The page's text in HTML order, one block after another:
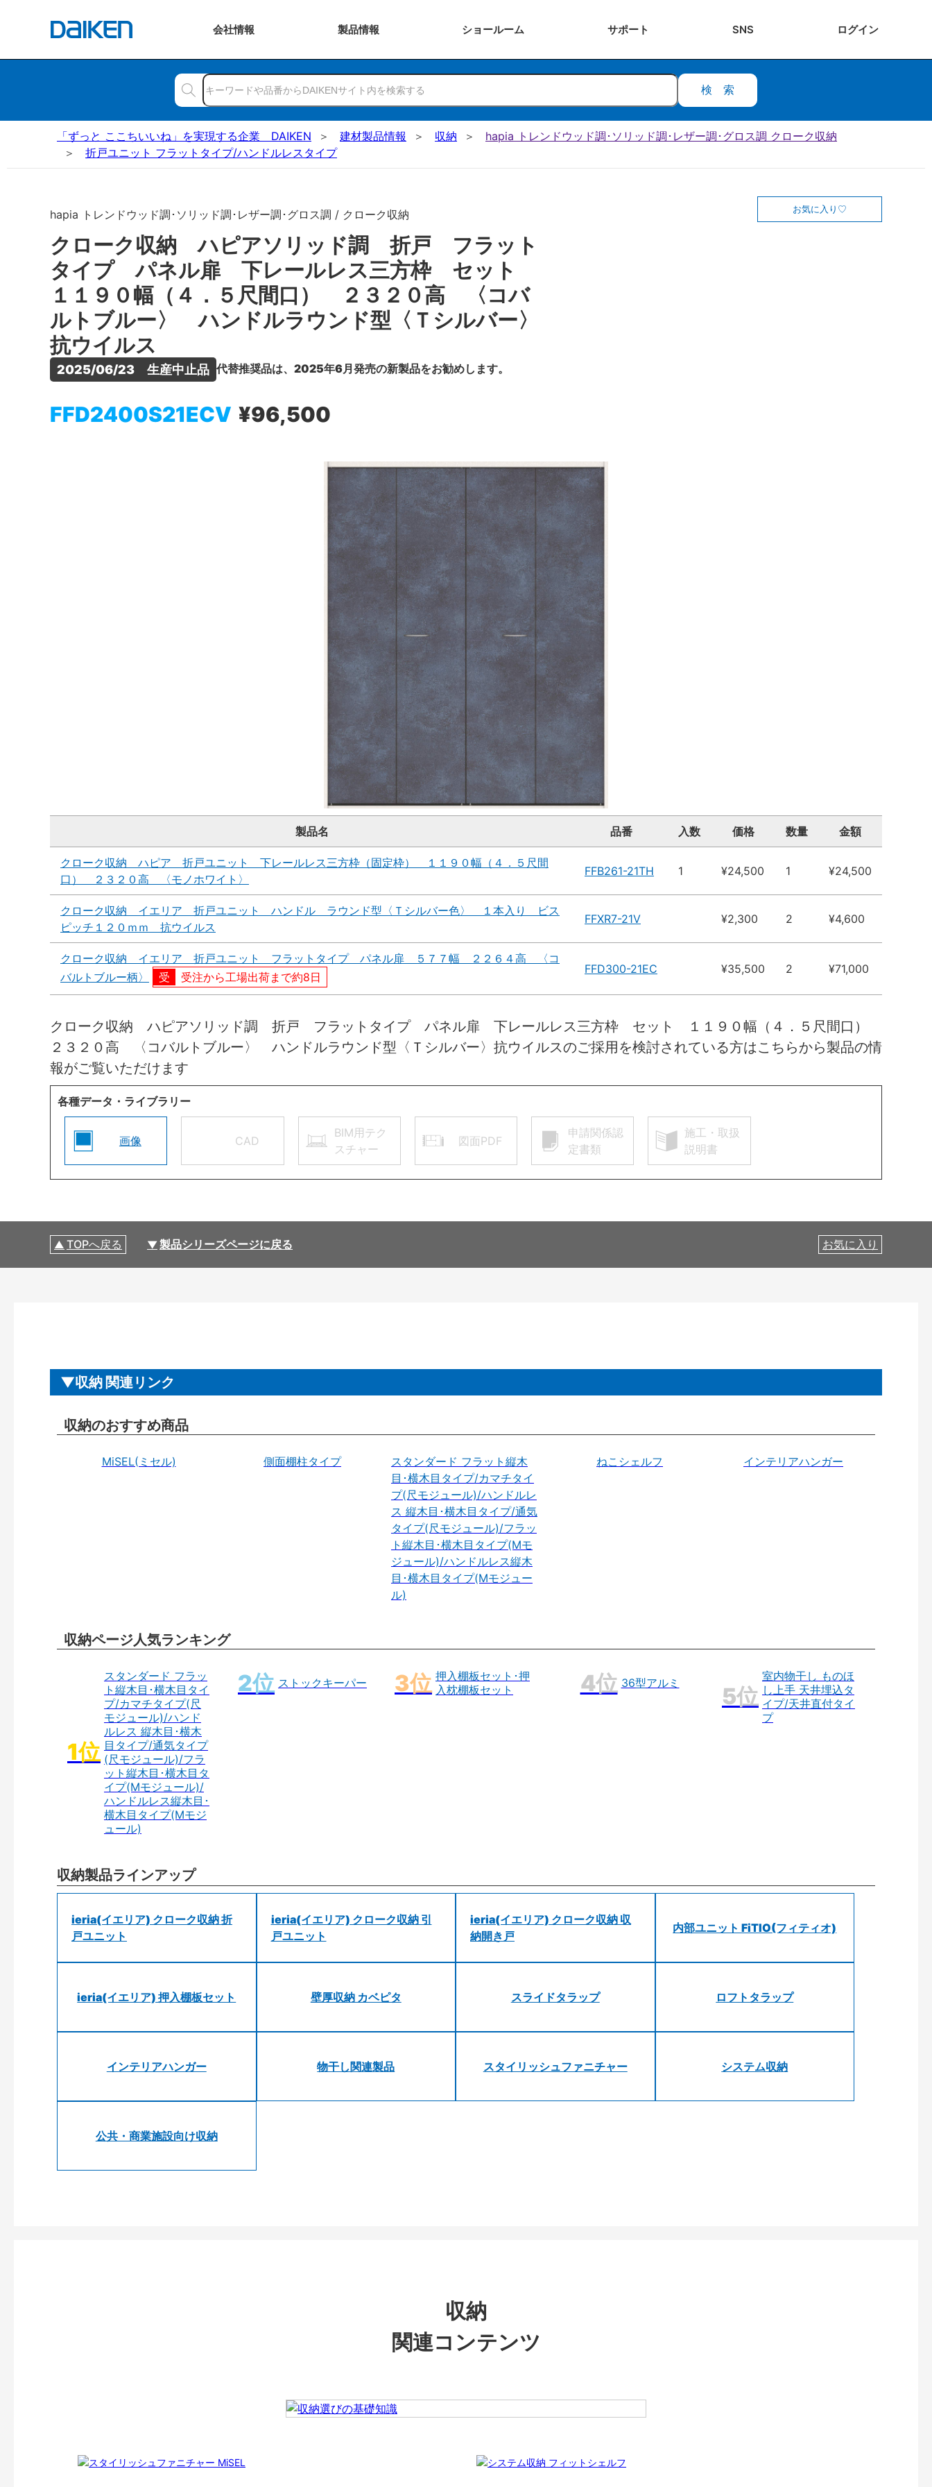
会社情報 製品情報 ショールーム サポート SNS ログイン
検索
「ずっと ここちいいね」を実現する企業 DAIKEN 建材製品情報 収納
hapia トレンドウッド調･ソリッド調･レザー調･グロス調 クローク収納
折戸ユニット フラットタイプ/ハンドルレスタイプ
hapia トレンドウッド調･ソリッド調･レザー調･グロス調 / クローク収納
クローク収納 ハピアソリッド調 折戸 フラット
タイプ パネル扉 下レールレス三方枠 セット
１１９０幅（４．５尺間口） ２３２０高 〈コバ
ルトブルー〉 ハンドルラウンド型〈Ｔシルバー〉
抗ウイルス
2025/06/23　生産中止品 代替推奨品は、2025年6月発売の新製品をお勧めします。
FFD2400S21ECV ¥96,500
お気に入り
製品名 品番 入数 価格 数量 金額
クローク収納 ハピア 折戸ユニット 下レールレス三方枠（固定枠） １１９０幅（４．５尺間
口） ２３２０高 〈モノホワイト〉
FFB261-21TH 1 ¥24,500 1 ¥24,500
クローク収納 イエリア 折戸ユニット ハンドル ラウンド型〈Ｔシルバー色〉 １本入り ビス
ピッチ１２０ｍｍ 抗ウイルス
FFXR7-21V ¥2,300 2 ¥4,600
クローク収納 イエリア 折戸ユニット フラットタイプ パネル扉 ５７７幅 ２２６４高 〈コ
バルトブルー柄〉
受注から工場出荷まで約8日
FFD300-21EC ¥35,500 2 ¥71,000
クローク収納 ハピアソリッド調 折戸 フラットタイプ パネル扉 下レールレス三方枠 セット １１９０幅（４．５尺間口）
２３２０高 〈コバルトブルー〉 ハンドルラウンド型〈Ｔシルバー〉抗ウイルスのご採用を検討されている方はこちらから製品の情
報がご覧いただけます
各種データ・ライブラリー
画像 CAD
BIM用テク
スチャー
図面PDF
申請関係認
定書類
施工・取扱
説明書
TOPへ戻る 製品シリーズページに戻る お気に入り
収納 関連リンク
収納のおすすめ商品
MiSEL(ミセル) 側面棚柱タイプ
スタンダード フラット縦木
目･横木目タイプ/カマチタイ
プ(尺モジュール)/ハンドルレ
ス 縦木目･横木目タイプ/通気
タイプ(尺モジュール)/フラッ
ト縦木目･横木目タイプ(Mモ
ジュール)/ハンドルレス縦木
目･横木目タイプ(Mモジュー
ル)
ねこシェルフ インテリアハンガー
収納ページ人気ランキング
スタンダード フラッ
ト縦木目･横木目タイ
プ/カマチタイプ(尺
モジュール)/ハンド
ルレス 縦木目･横木
目タイプ/通気タイプ
(尺モジュール)/フラ
ット縦木目･横木目タ
イプ(Mモジュール)/
ハンドルレス縦木目･
横木目タイプ(Mモジ
ュール)
ストックキーパー
押入棚板セット･押
入枕棚板セット
36型アルミ
室内物干し ものほ
し上手 天井埋込タ
イプ/天井直付タイ
プ
収納製品ラインアップ
ieria(イエリア) クローク収納 折
戸ユニット
ieria(イエリア) クローク収納 引
戸ユニット
ieria(イエリア) クローク収納 収
納開き戸
内部ユニット FiTIO(フィティオ)
ieria(イエリア) 押入棚板セット 壁厚収納 カベピタ スライドタラップ ロフトタラップ
インテリアハンガー 物干し関連製品 スタイリッシュファニチャー システム収納
公共・商業施設向け収納
収納
関連コンテンツ